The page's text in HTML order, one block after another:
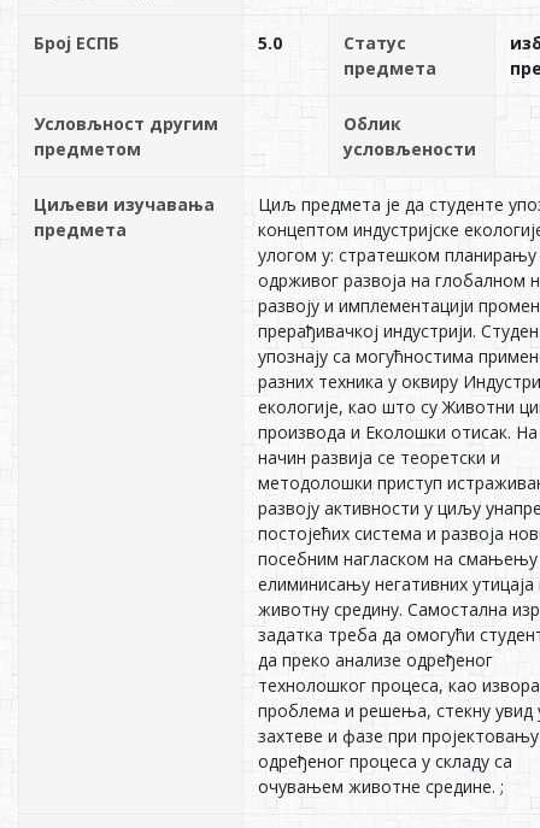
Број ЕСПБ 5.0
Статус
предмета
Условљност другим
предметом
Облик
условљености
Циљеви изучавања
предмета
Циљ предмета је да студенте
концептом индустријске
улогом у: стратешком планирању
одрживог развоја на глобалном
развоју и имплементацији
прерађивачкој индустрији.
упознају са могућностима
разних техника у оквиру
екологије, као што су Животни
производа и Еколошки отисак. На
начин развија се теоретски и
методолошки приступ
развоју активности у циљу
постојећих система и развоја
посебним нагласком на
елиминисању негативних утицаја
животну средину. Самостална
задатка треба да омогући
да преко анализе одређеног
технолошког процеса, као извора
проблема и решења, стекну увид
захтеве и фазе при пројектовању
одређеног процеса у складу са
очувањем животне средине. ;